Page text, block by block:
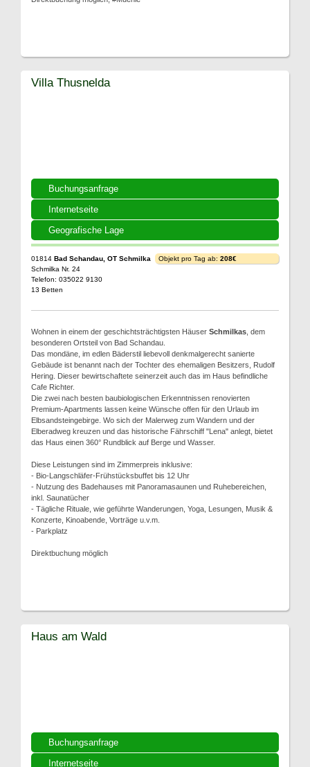
Buchungsanfrage
Internetseite
Geografische Lage
Villa Thusnelda
01814 Bad Schandau, OT Schmilka
Schmilka Nr. 24
Telefon: 035022 9130
13 Betten
Objekt pro Tag ab: 208€
Wohnen in einem der geschichtsträchtigsten Häuser Schmilkas , dem
besonderen Ortsteil von Bad Schandau.
Das mondäne, im edlen Bäderstil liebevoll denkmalgerecht sanierte
Gebäude ist benannt nach der Tochter des ehemaligen Besitzers, Rudolf
Hering. Dieser bewirtschaftete seinerzeit auch das im Haus befindliche
Cafe Richter.
Die zwei nach besten baubiologischen Erkenntnissen renovierten
Premium-Apartments lassen keine Wünsche offen für den Urlaub im
Elbsandsteingebirge. Wo sich der Malerweg zum Wandern und der
Elberadweg kreuzen und das historische Fährschiff "Lena" anlegt, bietet
das Haus einen 360° Rundblick auf Berge und Wasser.
Diese Leistungen sind im Zimmerpreis inklusive:
- Bio-Langschläfer-Frühstücksbuffet bis 12 Uhr
- Nutzung des Badehauses mit Panoramasaunen und Ruhebereichen,
inkl. Saunatücher
- Tägliche Rituale, wie geführte Wanderungen, Yoga, Lesungen, Musik &
Konzerte, Kinoabende, Vorträge u.v.m.
- Parkplatz
Direktbuchung möglich
Buchungsanfrage
Internetseite
Haus am Wald